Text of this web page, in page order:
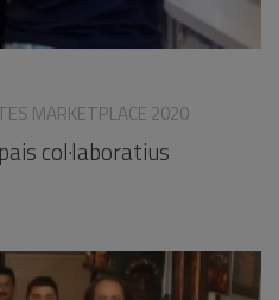
MARKETPLACE 2020
col·laboratius